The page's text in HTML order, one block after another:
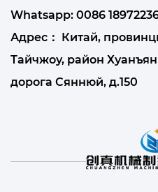
Whatsapp: 0086
Адрес： Китай,
Тайчжоу, район
дорога Сяннюй, д.150